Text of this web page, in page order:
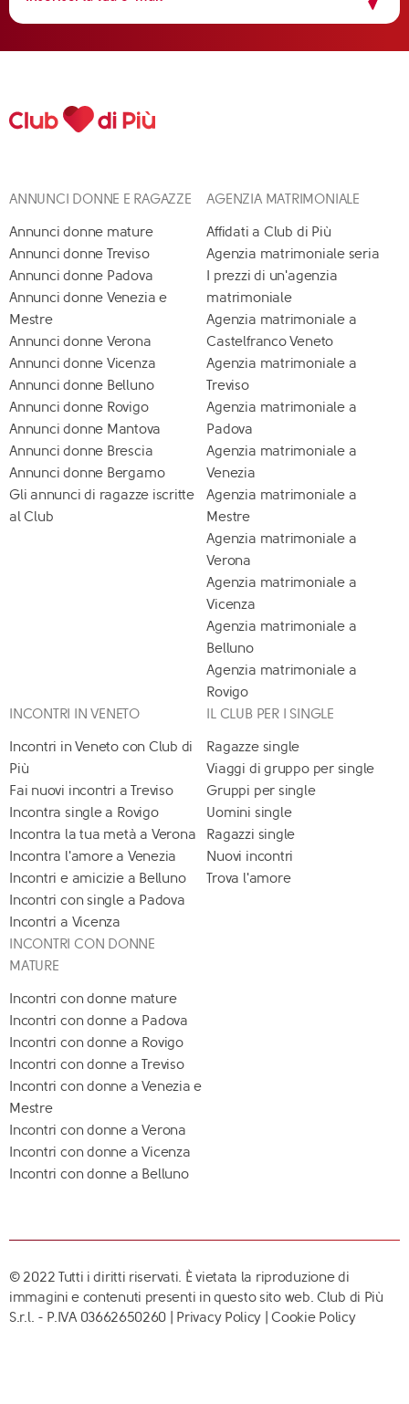
ANNUNCI DONNE E RAGAZZE
Annunci donne mature
Annunci donne Treviso
Annunci donne Padova
Annunci donne Venezia e
Mestre
Annunci donne Verona
Annunci donne Vicenza
Annunci donne Belluno
Annunci donne Rovigo
Annunci donne Mantova
Annunci donne Brescia
Annunci donne Bergamo
Gli annunci di ragazze iscritte
al Club
AGENZIA MATRIMONIALE
Affidati a Club di Più
Agenzia matrimoniale seria
I prezzi di un'agenzia
matrimoniale
Agenzia matrimoniale a
Castelfranco Veneto
Agenzia matrimoniale a
Treviso
Agenzia matrimoniale a
Padova
Agenzia matrimoniale a
Venezia
Agenzia matrimoniale a
Mestre
Agenzia matrimoniale a
Verona
Agenzia matrimoniale a
Vicenza
Agenzia matrimoniale a
Belluno
Agenzia matrimoniale a
Rovigo
INCONTRI IN VENETO
Incontri in Veneto con Club di
Più
Fai nuovi incontri a Treviso
Incontra single a Rovigo
Incontra la tua metà a Verona
Incontra l'amore a Venezia
Incontri e amicizie a Belluno
Incontri con single a Padova
Incontri a Vicenza
IL CLUB PER I SINGLE
Ragazze single
Viaggi di gruppo per single
Gruppi per single
Uomini single
Ragazzi single
Nuovi incontri
Trova l'amore
INCONTRI CON DONNE
MATURE
Incontri con donne mature
Incontri con donne a Padova
Incontri con donne a Rovigo
Incontri con donne a Treviso
Incontri con donne a Venezia e
Mestre
Incontri con donne a Verona
Incontri con donne a Vicenza
Incontri con donne a Belluno
© 2022 Tutti i diritti riservati. È vietata la riproduzione di
immagini e contenuti presenti in questo sito web. Club di Più
S.r.l. - P.IVA 03662650260 | Privacy Policy |Cookie Policy